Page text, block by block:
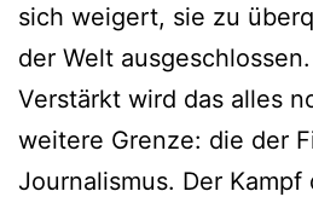
sich weigert, sie zu
der Welt ausgeschlossen.
Verstärkt wird das alles
weitere Grenze: die der
Journalismus. Der